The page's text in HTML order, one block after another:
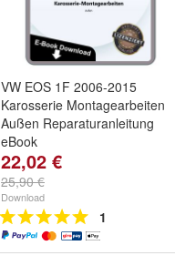
VW EOS 1F 2006-2015
Karosserie Montagearbeiten
Außen Reparaturanleitung
eBook
22,02 €
25,90 €
Download
1